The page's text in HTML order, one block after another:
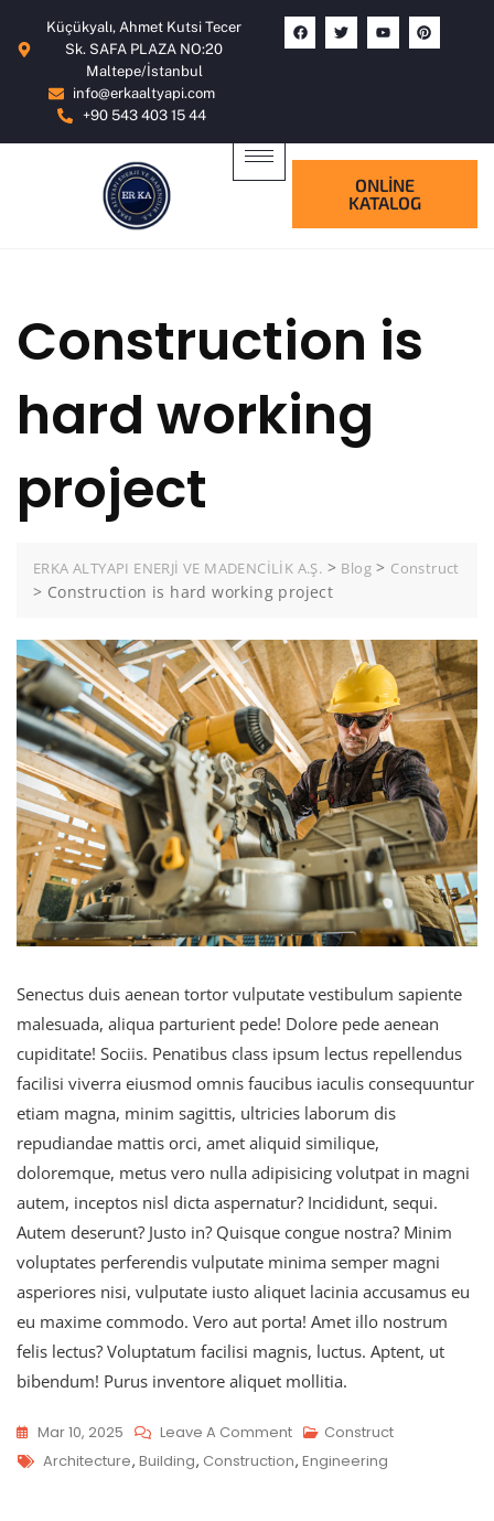
Küçükyalı, Ahmet Kutsi Tecer
Sk. SAFA PLAZA NO:20
Maltepe/İstanbul
info@erkaaltyapi.com
+90 543 403 15 44
ONLİNE
KATALOG
Construction is
hard working
project
ERKA ALTYAPI ENERJİ VE MADENCİLİK A.Ş. > Blog > Construct
> Construction is hard working project
Senectus duis aenean tortor vulputate vestibulum sapiente
malesuada, aliqua parturient pede! Dolore pede aenean
cupiditate! Sociis. Penatibus class ipsum lectus repellendus
facilisi viverra eiusmod omnis faucibus iaculis consequuntur
etiam magna, minim sagittis, ultricies laborum dis
repudiandae mattis orci, amet aliquid similique,
doloremque, metus vero nulla adipisicing volutpat in magni
autem, inceptos nisl dicta aspernatur? Incididunt, sequi.
Autem deserunt? Justo in? Quisque congue nostra? Minim
voluptates perferendis vulputate minima semper magni
asperiores nisi, vulputate iusto aliquet lacinia accusamus eu
eu maxime commodo. Vero aut porta! Amet illo nostrum
felis lectus? Voluptatum facilisi magnis, luctus. Aptent, ut
bibendum! Purus inventore aliquet mollitia.
Mar 10, 2025 Leave A Comment
Construct
Architecture, Building, Construction, Engineering